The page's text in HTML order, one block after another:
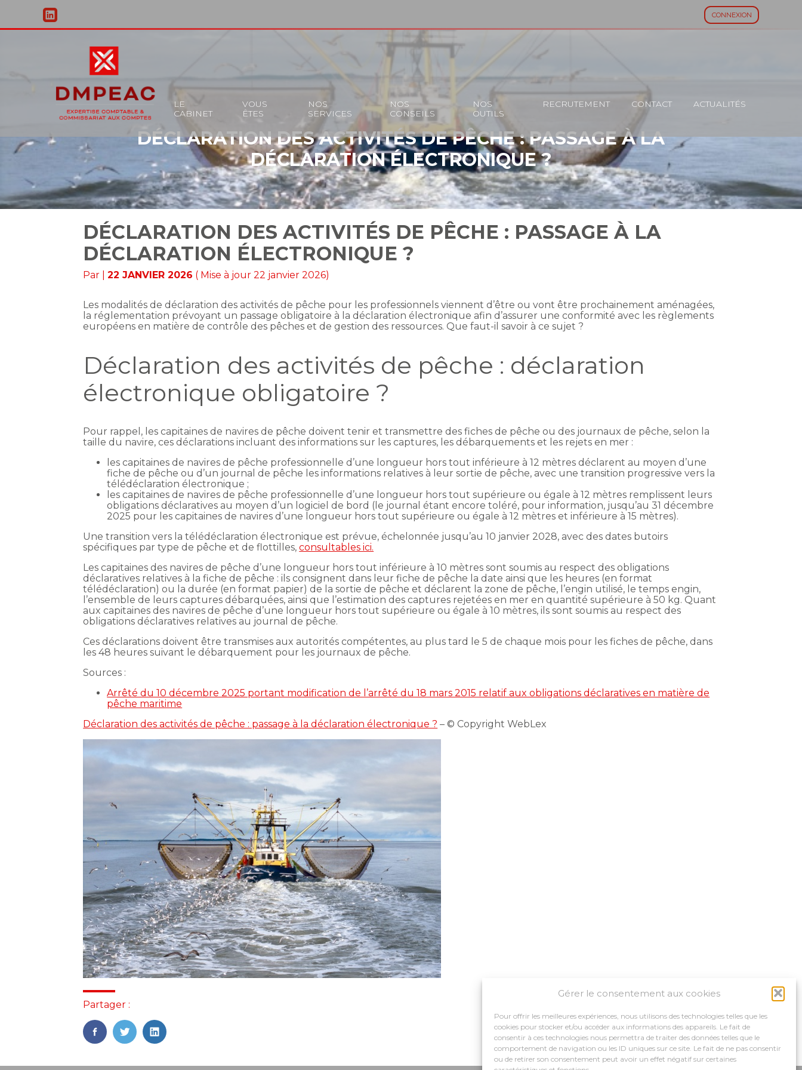
Gérer le consentement aux cookies
Pour offrir les meilleures expériences, nous utilisons des technologies telles que les
cookies pour stocker et/ou accéder aux informations des appareils. Le fait de
consentir à ces technologies nous permettra de traiter des données telles que le
comportement de navigation ou les ID uniques sur ce site. Le fait de ne pas consentir
ou de retirer son consentement peut avoir un effet négatif sur certaines
CONNEXION
au
contenu
Principal
LE
CABINET
VOUS
ÊTES
NOS
SERVICES
NOS
CONSEILS
NOS
OUTILS
RECRUTEMENT CONTACT ACTUALITÉS
DÉCLARATION DES ACTIVITÉS DE PÊCHE : PASSAGE À LA
DÉCLARATION ÉLECTRONIQUE ?
DÉCLARATION DES ACTIVITÉS DE PÊCHE : PASSAGE À LA
DÉCLARATION ÉLECTRONIQUE ?
Par |22 JANVIER 2026 ( Mise à jour 22 janvier 2026)
Les modalités de déclaration des activités de pêche pour les professionnels viennent d’être ou vont être prochainement aménagées,
la réglementation prévoyant un passage obligatoire à la déclaration électronique afin d’assurer une conformité avec les règlements
européens en matière de contrôle des pêches et de gestion des ressources. Que faut-il savoir à ce sujet ?
Déclaration des activités de pêche : déclaration
électronique obligatoire ?
Pour rappel, les capitaines de navires de pêche doivent tenir et transmettre des fiches de pêche ou des journaux de pêche, selon la
taille du navire, ces déclarations incluant des informations sur les captures, les débarquements et les rejets en mer :
les capitaines de navires de pêche professionnelle d’une longueur hors tout inférieure à 12 mètres déclarent au moyen d’une
fiche de pêche ou d’un journal de pêche les informations relatives à leur sortie de pêche, avec une transition progressive vers la
télédéclaration électronique ;
les capitaines de navires de pêche professionnelle d’une longueur hors tout supérieure ou égale à 12 mètres remplissent leurs
obligations déclaratives au moyen d’un logiciel de bord (le journal étant encore toléré, pour information, jusqu’au 31 décembre
2025 pour les capitaines de navires d’une longueur hors tout supérieure ou égale à 12 mètres et inférieure à 15 mètres).
Une transition vers la télédéclaration électronique est prévue, échelonnée jusqu’au 10 janvier 2028, avec des dates butoirs
spécifiques par type de pêche et de flottilles,consultables ici.
Les capitaines des navires de pêche d’une longueur hors tout inférieure à 10 mètres sont soumis au respect des obligations
déclaratives relatives à la fiche de pêche : ils consignent dans leur fiche de pêche la date ainsi que les heures (en format
télédéclaration) ou la durée (en format papier) de la sortie de pêche et déclarent la zone de pêche, l’engin utilisé, le temps engin,
l’ensemble de leurs captures débarquées, ainsi que l’estimation des captures rejetées en mer en quantité supérieure à 50 kg. Quant
aux capitaines des navires de pêche d’une longueur hors tout supérieure ou égale à 10 mètres, ils sont soumis au respect des
obligations déclaratives relatives au journal de pêche.
Ces déclarations doivent être transmises aux autorités compétentes, au plus tard le 5 de chaque mois pour les fiches de pêche, dans
les 48 heures suivant le débarquement pour les journaux de pêche.
Sources :
Arrêté du 10 décembre 2025 portant modification de l’arrêté du 18 mars 2015 relatif aux obligations déclaratives en matière de
pêche maritime
Déclaration des activités de pêche : passage à la déclaration électronique ? – © Copyright WebLex
Partager :
FaceBook
TwitterLinkedIn